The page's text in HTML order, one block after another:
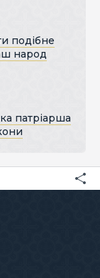
подібне
народ
патріарша